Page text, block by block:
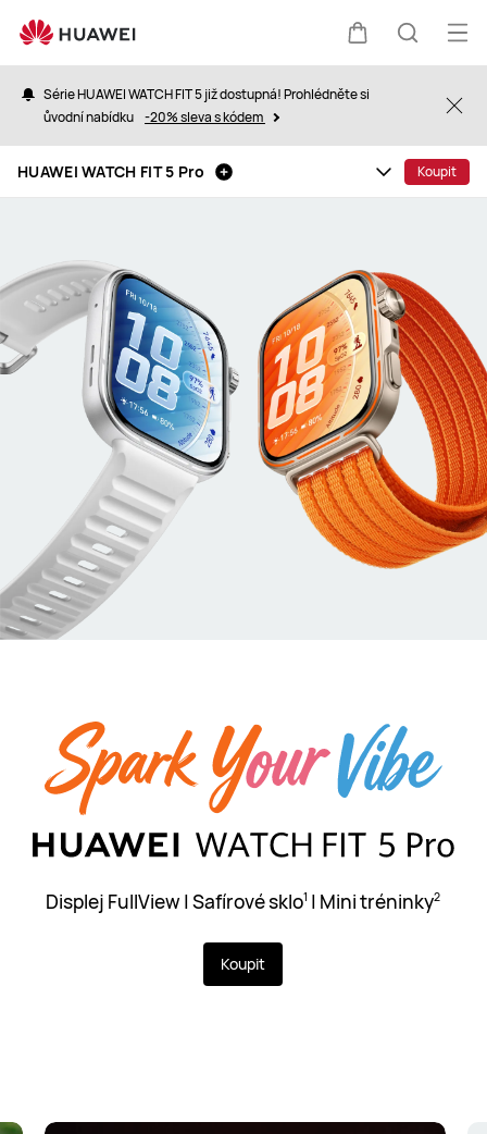
WATCH
FIT
KošíkHledat
Série HUAWEI WATCH FIT 5 již dostupná! Prohlédněte si
ůvodní nabídku -20% sleva s kódem
HUAWEI WATCH FIT 5 Pro Koupit
Displej FullView | Safírové sklo1 | Mini tréninky2
Koupit